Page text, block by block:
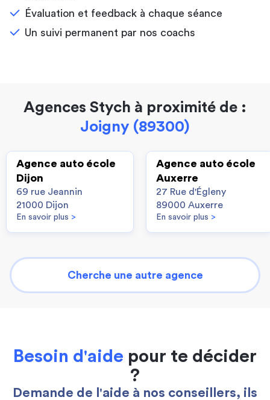
Évaluation et feedback à chaque séance
Un suivi permanent par nos coachs
Agences Stych à proximité de :
Joigny (89300)
Agence auto école
Dijon
69 rue Jeannin
21000 Dijon
En savoir plus >
Agence auto école
Auxerre
27 Rue d'Égleny
89000 Auxerre
En savoir plus >
Cherche une autre agence
Besoin d'aide pour te décider
?
Demande de l'aide à nos conseillers, ils